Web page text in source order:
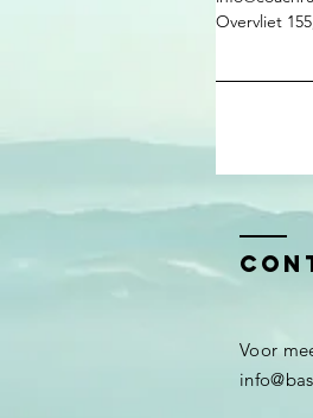
Overvliet
Voor